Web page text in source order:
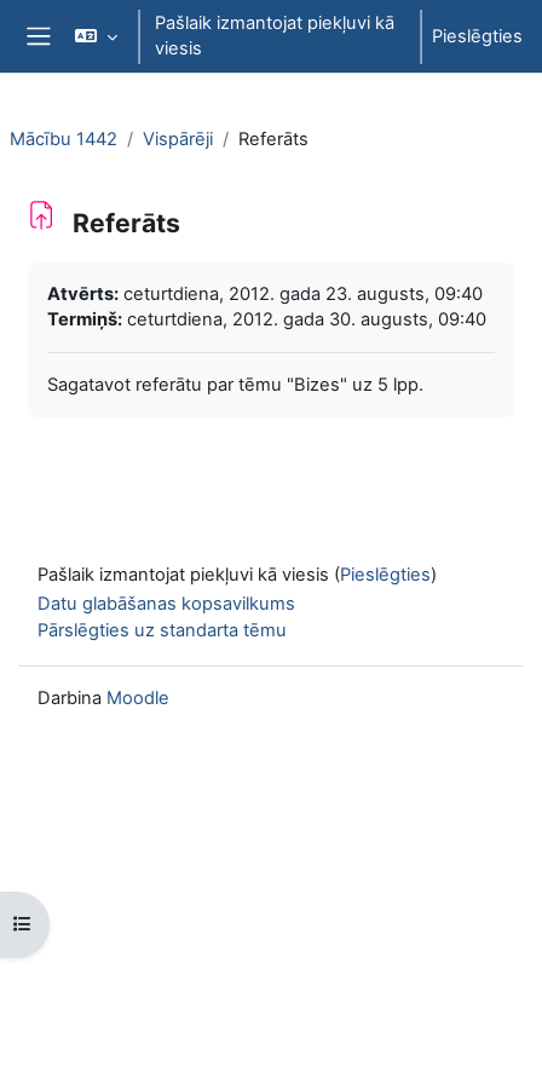
Atvērt galveno saturu
Sānu panelis
Pašlaik izmantojat piekļuvi kā
viesis
Pieslēgties
Atvērt kursu indeksu
Mācību 1442 Vispārēji Referāts
Referāts
Atvērts: ceturtdiena, 2012. gada 23. augusts, 09:40
Termiņš: ceturtdiena, 2012. gada 30. augusts, 09:40
Sagatavot referātu par tēmu "Bizes" uz 5 lpp.
Pašlaik izmantojat piekļuvi kā viesis (Pieslēgties)
Datu glabāšanas kopsavilkums
Pārslēgties uz standarta tēmu
Darbina Moodle